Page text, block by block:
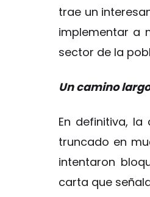
trae un
implementar a
sector de la
Un camino
En definitiva,
truncado en
intentaron
carta que